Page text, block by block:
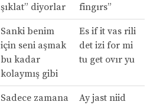
şıklat” diyorlar fingırs”
Sanki benim
için seni aşmak
bu kadar
kolaymış gibi
Es if it vas rili
det izi for mi
tu get ovır yu
Sadece zamana
Ay jast niid